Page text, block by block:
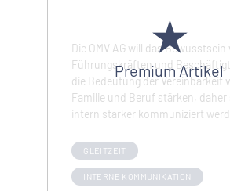
★
Premium Artikel
Die OMV AG will das Bewusstsein
Führungskräften und
die Bedeutung der Vereinbarkeit
Familie und Beruf stärken, daher
intern stärker kommuniziert
GLEITZEIT
INTERNE KOMMUNIKATION